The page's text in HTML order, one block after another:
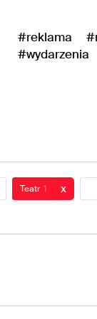
#reklama
#wydarzenia
Teatr 1 x